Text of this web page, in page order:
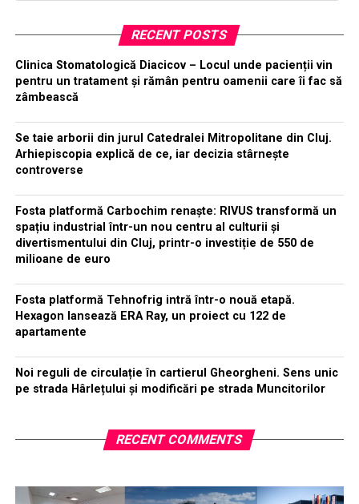
RECENT POSTS
Clinica Stomatologică Diacicov – Locul unde pacienții vin
pentru un tratament și rămân pentru oamenii care îi fac să
zâmbească
Se taie arborii din jurul Catedralei Mitropolitane din Cluj.
Arhiepiscopia explică de ce, iar decizia stârnește
controverse
Fosta platformă Carbochim renaște: RIVUS transformă un
spațiu industrial într-un nou centru al culturii și
divertismentului din Cluj, printr-o investiție de 550 de
milioane de euro
Fosta platformă Tehnofrig intră într-o nouă etapă.
Hexagon lansează ERA Ray, un proiect cu 122 de
apartamente
Noi reguli de circulație în cartierul Gheorgheni. Sens unic
pe strada Hârlețului și modificări pe strada Muncitorilor
RECENT COMMENTS